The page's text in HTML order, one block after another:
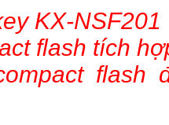
KX-NSF201
flash tích